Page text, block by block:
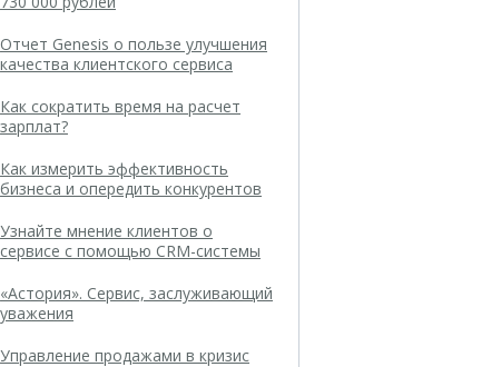
Отчет Genesis о пользе улучшения
качества клиентского сервиса
Как сократить время на расчет
зарплат?
Как измерить эффективность
бизнеса и опередить конкурентов
Узнайте мнение клиентов о
сервисе с помощью CRM-системы
«Астория». Сервис, заслуживающий
уважения
Управление продажами в кризис